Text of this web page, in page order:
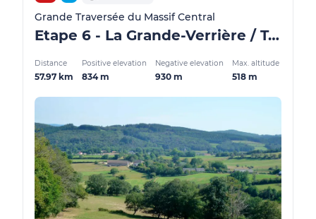
Grande Traversée du Massif Central
Etape 6 - La Grande-Verrière / Toulon-sur-Arroux - GMTC Gravel
Distance
57.97 km
Positive elevation
834 m
Negative elevation
930 m
Max. altitude
518 m